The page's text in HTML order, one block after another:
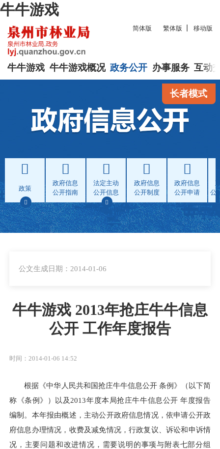
牛牛游戏
简体版 繁体版 移动版
牛牛游戏 牛牛游戏概况 政务公开 办事服务 互动
长者模式
政策
政府信息
公开指南
法定主动
公开信息
政府信息
公开制度
政府信息
公开申请
公
公文生成日期：2014-01-06
牛牛游戏 2013年抢庄牛牛信息
公开 工作年度报告
时间：2014-01-06 14:52
根据《中华人民共和国抢庄牛牛信息公开 条例》（以下简
称《条例》）以及2013年度本局抢庄牛牛信息公开 年度报告
编制。本年报由概述，主动公开政府信息情况，依申请公开政
府信息办理情况，收费及减免情况，行政复议、诉讼和申诉情
况，主要问题和改进情况，需要说明的事项与附表七部分组